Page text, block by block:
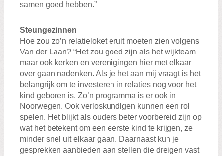
samen goed hebben.”
Steungezinnen
Hoe zou zo’n relatieloket eruit moeten zien volgens
Van der Laan? “Het zou goed zijn als het wijkteam
maar ook kerken en verenigingen hier met elkaar
over gaan nadenken. Als je het aan mij vraagt is het
belangrijk om te investeren in relaties nog voor het
kind geboren is. Zo’n programma is er ook in
Noorwegen. Ook verloskundigen kunnen een rol
spelen. Het blijkt als ouders beter voorbereid zijn op
wat het betekent om een eerste kind te krijgen, ze
minder snel uit elkaar gaan. Daarnaast kun je
gesprekken aanbieden aan stellen die dreigen vast